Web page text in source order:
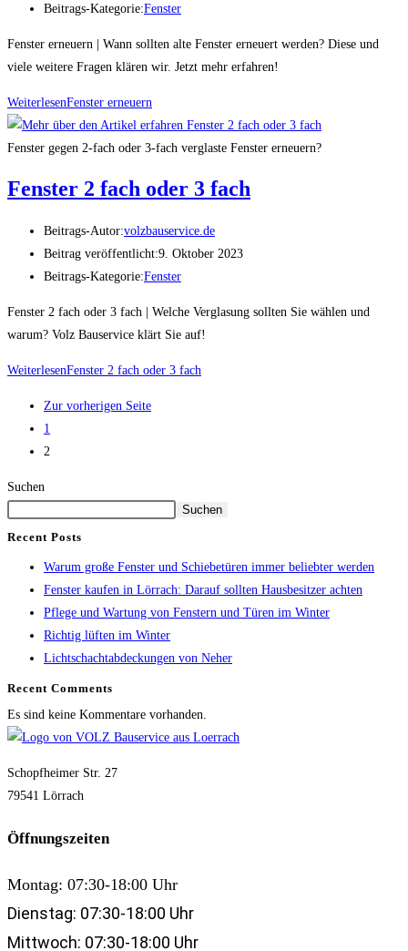
Beitrags-Kategorie:Fenster
Fenster erneuern | Wann sollten alte Fenster erneuert werden? Diese und
viele weitere Fragen klären wir. Jetzt mehr erfahren!
WeiterlesenFenster erneuern
Fenster gegen 2-fach oder 3-fach verglaste Fenster erneuern?
Fenster 2 fach oder 3 fach
Beitrags-Autor:volzbauservice.de
Beitrag veröffentlicht:9. Oktober 2023
Beitrags-Kategorie:Fenster
Fenster 2 fach oder 3 fach | Welche Verglasung sollten Sie wählen und
warum? Volz Bauservice klärt Sie auf!
WeiterlesenFenster 2 fach oder 3 fach
Zur vorherigen Seite
1
2
Suchen
Suchen
Recent Posts
Warum große Fenster und Schiebetüren immer beliebter werden
Fenster kaufen in Lörrach: Darauf sollten Hausbesitzer achten
Pflege und Wartung von Fenstern und Türen im Winter
Richtig lüften im Winter
Lichtschachtabdeckungen von Neher
Recent Comments
Es sind keine Kommentare vorhanden.
Schopfheimer Str. 27
79541 Lörrach
Öffnungszeiten
Montag: 07:30-18:00 Uhr
Dienstag: 07:30-18:00 Uhr
Mittwoch: 07:30-18:00 Uhr